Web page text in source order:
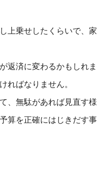
上乗せしたくらいで、
返済に変わるかもしれ
ればなりません。
、無駄があれば見直す
算を正確にはじきだす